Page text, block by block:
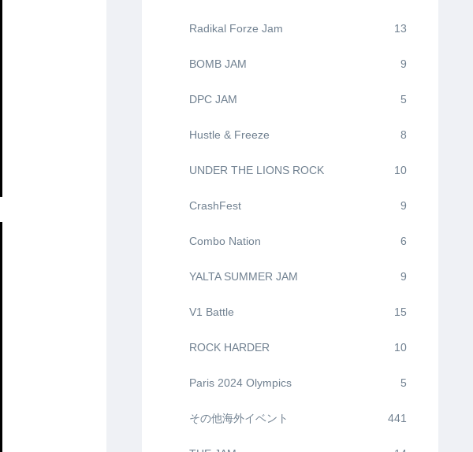
Radikal Forze Jam 13
BOMB JAM 9
DPC JAM 5
Hustle & Freeze 8
UNDER THE LIONS ROCK 10
CrashFest 9
Combo Nation 6
YALTA SUMMER JAM 9
V1 Battle 15
ROCK HARDER 10
Paris 2024 Olympics 5
その他海外イベント 441